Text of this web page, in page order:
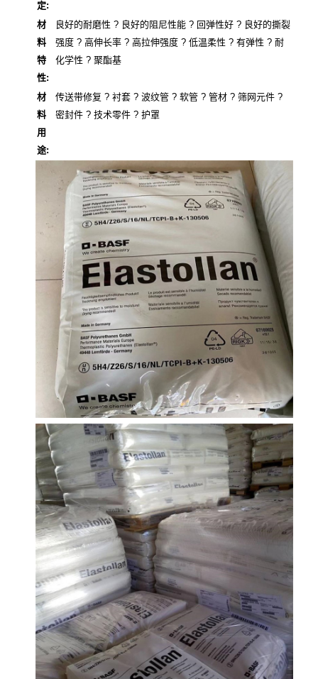
定:
材
料
特
性:
良好的耐磨性 ? 良好的阻尼性能 ? 回弹性好 ? 良好的撕裂
强度 ? 高伸长率 ? 高拉伸强度 ? 低温柔性 ? 有弹性 ? 耐
化学性 ? 聚酯基
材
料
用
途:
传送带修复 ? 衬套 ? 波纹管 ? 软管 ? 管材 ? 筛网元件 ?
密封件 ? 技术零件 ? 护罩